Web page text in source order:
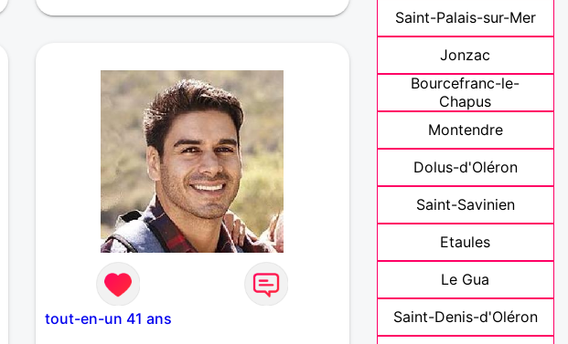
Je suis simple j'aime la nature la forêt la
tout-en-un 41 ans
Saint-Palais-sur-Mer
Jonzac
Bourcefranc-le-
Chapus
Montendre
Dolus-d'Oléron
Saint-Savinien
Etaules
Le Gua
Saint-Denis-d'Oléron